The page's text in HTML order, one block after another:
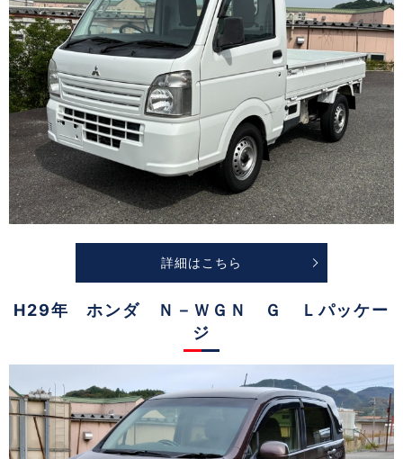
詳細はこちら
H29年 ホンダ Ｎ－ＷＧＮ Ｇ Ｌパッケー
ジ